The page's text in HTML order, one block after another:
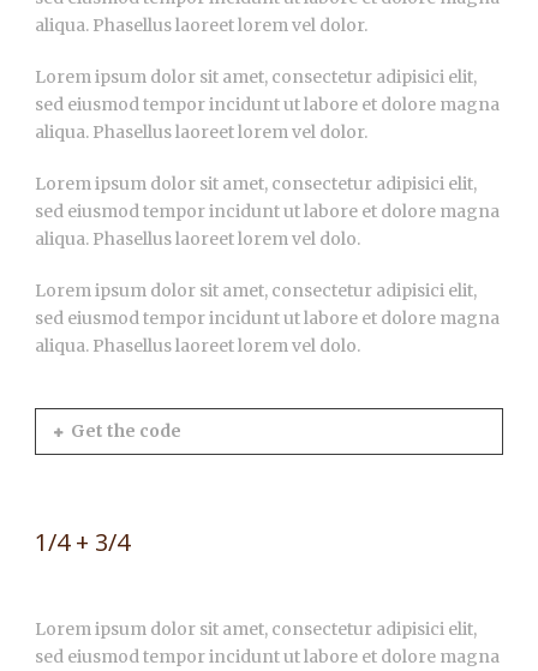
aliqua. Phasellus laoreet lorem vel dolor.
Lorem ipsum dolor sit amet, consectetur adipisici elit,
sed eiusmod tempor incidunt ut labore et dolore magna
aliqua. Phasellus laoreet lorem vel dolor.
Lorem ipsum dolor sit amet, consectetur adipisici elit,
sed eiusmod tempor incidunt ut labore et dolore magna
aliqua. Phasellus laoreet lorem vel dolo.
Lorem ipsum dolor sit amet, consectetur adipisici elit,
sed eiusmod tempor incidunt ut labore et dolore magna
aliqua. Phasellus laoreet lorem vel dolo.
Get the code
1/4 + 3/4
Lorem ipsum dolor sit amet, consectetur adipisici elit,
sed eiusmod tempor incidunt ut labore et dolore magna